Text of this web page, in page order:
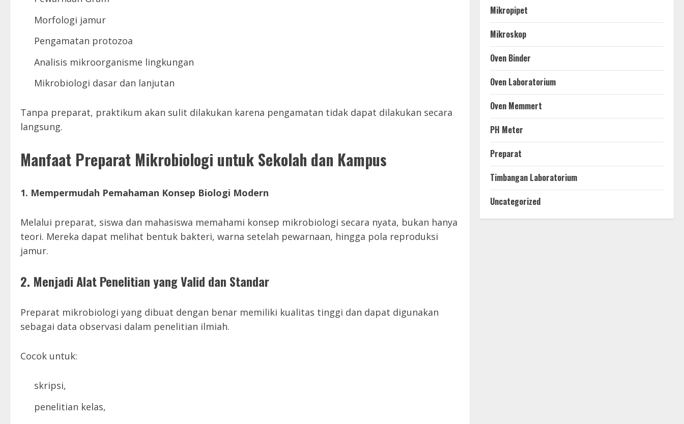
Morfologi jamur
Pengamatan protozoa
Analisis mikroorganisme lingkungan
Mikrobiologi dasar dan lanjutan
Tanpa preparat, praktikum akan sulit dilakukan karena pengamatan tidak dapat dilakukan secara
langsung.
Manfaat Preparat Mikrobiologi untuk Sekolah dan Kampus
1. Mempermudah Pemahaman Konsep Biologi Modern
Melalui preparat, siswa dan mahasiswa memahami konsep mikrobiologi secara nyata, bukan hanya
teori. Mereka dapat melihat bentuk bakteri, warna setelah pewarnaan, hingga pola reproduksi
jamur.
2. Menjadi Alat Penelitian yang Valid dan Standar
Preparat mikrobiologi yang dibuat dengan benar memiliki kualitas tinggi dan dapat digunakan
sebagai data observasi dalam penelitian ilmiah.
Cocok untuk:
skripsi,
penelitian kelas,
Mikropipet
Mikroskop
Oven Binder
Oven Laboratorium
Oven Memmert
PH Meter
Preparat
Timbangan Laboratorium
Uncategorized